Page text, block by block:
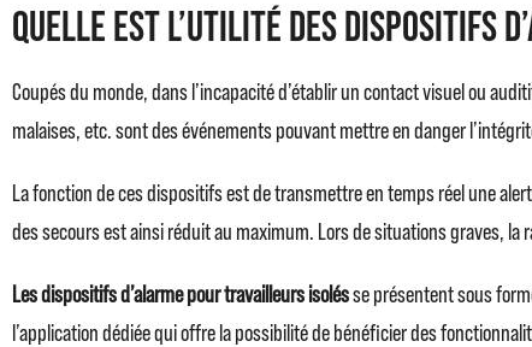
Quelle est l’utilité des dispositifs
Coupés du monde, dans l’incapacité d’établir un contact visuel ou
malaises, etc. sont des événements pouvant mettre en danger
La fonction de ces dispositifs est de transmettre en temps réel une
des secours est ainsi réduit au maximum. Lors de situations graves,
Les dispositifs d’alarme pour travailleurs isolésse présentent sous
l’application dédiée qui offre la possibilité de bénéficier des